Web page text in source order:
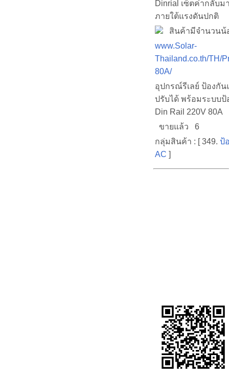
Dinrial เซ็ตค่ากลับ
ภายใต้แรงดันปกติ
สินค้ามีจำนวนน้
www.Solar-
Thailand.co.th/TH/
80A/
อุปกรณ์รีเลย์ ป้องกั
ปรับได้ พร้อมระบบป้
Din Rail 220V 80A
ขายแล้ว 6
กลุ่มสินค้า : [ 349. ป้
AC ]